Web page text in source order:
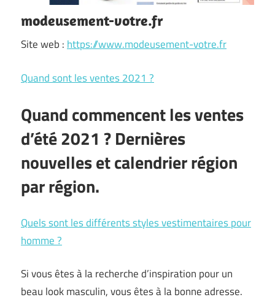
modeusement-votre.fr
Site web : https://www.modeusement-votre.fr
Quand sont les ventes 2021 ?
Quand commencent les ventes
d’été 2021 ? Dernières
nouvelles et calendrier région
par région.
Quels sont les différents styles vestimentaires pour
homme ?
Si vous êtes à la recherche d’inspiration pour un
beau look masculin, vous êtes à la bonne adresse.